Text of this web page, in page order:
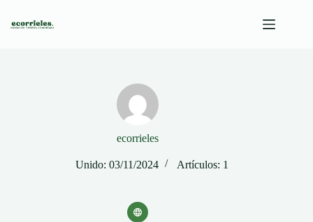
contenido
ecorrieles
Unido: 03/11/2024 Artículos: 1